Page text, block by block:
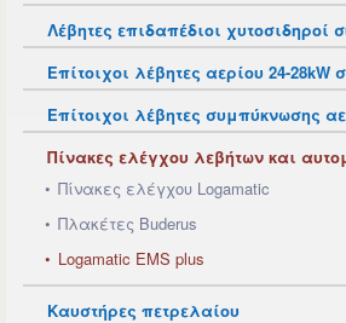
Λέβητες επιδαπέδιοι χυτοσιδηροί
Επίτοιχοι λέβητες αερίου 24-28kW
Επίτοιχοι λέβητες συμπύκνωσης
Πίνακες ελέγχου λεβήτων και
Πίνακες ελέγχου Logamatic
Πλακέτες Buderus
Logamatic EMS plus
Καυστήρες πετρελαίου